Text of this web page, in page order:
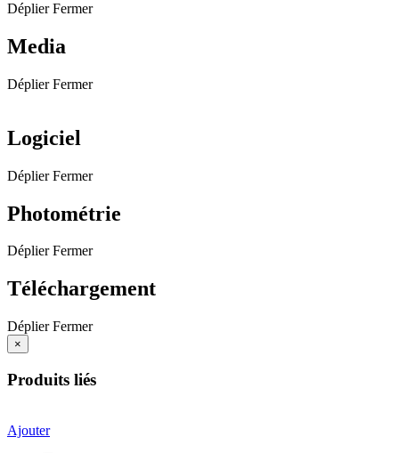
Déplier Fermer
Media
Déplier Fermer
Logiciel
Déplier Fermer
Photométrie
Déplier Fermer
Téléchargement
Déplier Fermer
×
Produits liés
Ajouter